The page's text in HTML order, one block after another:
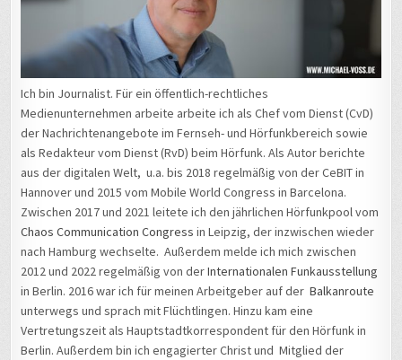
Ich bin Journalist. Für ein öffentlich-rechtliches
Medienunternehmen arbeite arbeite ich als Chef vom Dienst (CvD)
der Nachrichtenangebote im Fernseh- und Hörfunkbereich sowie
als Redakteur vom Dienst (RvD) beim Hörfunk. Als Autor berichte
aus der digitalen Welt, u.a. bis 2018 regelmäßig von der CeBIT in
Hannover und 2015 vom Mobile World Congress in Barcelona.
Zwischen 2017 und 2021 leitete ich den jährlichen Hörfunkpool vom
Chaos Communication Congress in Leipzig, der inzwischen wieder
nach Hamburg wechselte. Außerdem melde ich mich zwischen
2012 und 2022 regelmäßig von derInternationalen Funkausstellung
in Berlin. 2016 war ich für meinen Arbeitgeber auf derBalkanroute
unterwegs und sprach mit Flüchtlingen. Hinzu kam eine
Vertretungszeit als Hauptstadtkorrespondent für den Hörfunk in
Berlin. Außerdem bin ich engagierter Christ und Mitglied der